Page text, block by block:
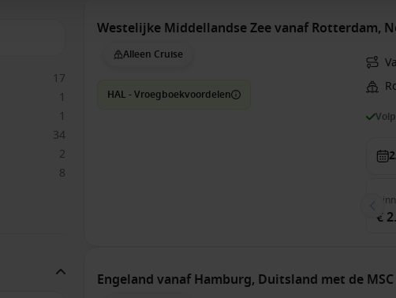
17
1
1
34
2
8
Westelijke Middellandse Zee vanaf Rotterdam,
Alleen Cruise
HAL - Vroegboekvoordelen
€
Engeland vanaf Hamburg, Duitsland met de